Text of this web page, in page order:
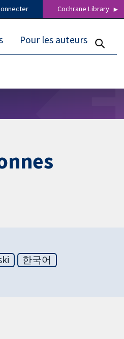
Cochrane Library
Pour les auteurs
한국어